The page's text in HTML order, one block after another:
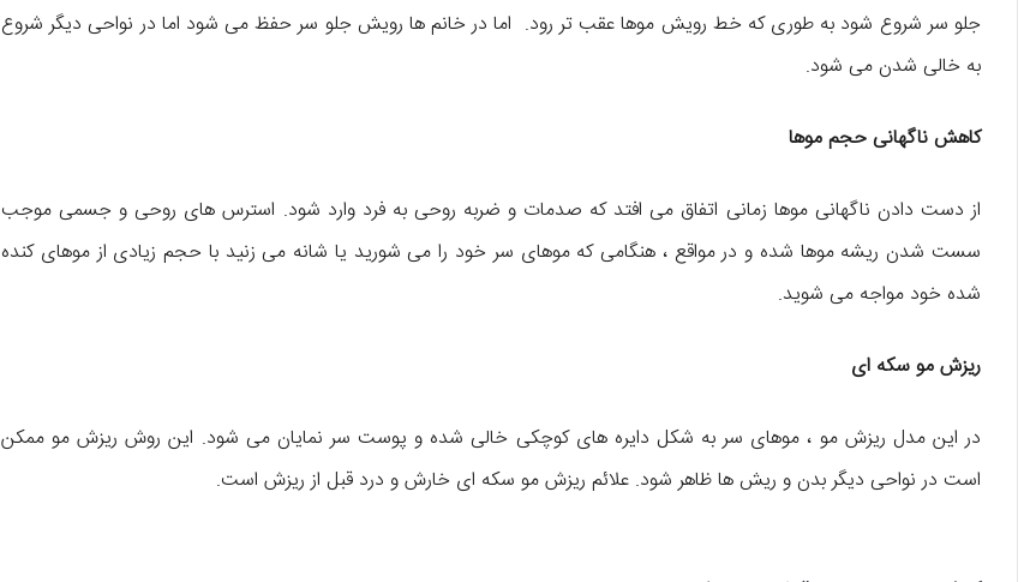
جلو سر شروع شود به طوری که خط رویش موها عقب تر رود. اما در خانم ها رویش جلو سر حفظ می شود اما در نواحی دیگر شروع
به خالی شدن می شود.
کاهش ناگهانی حجم موها
از دست دادن ناگهانی موها زمانی اتفاق می افتد که صدمات و ضربه روحی به فرد وارد شود. استرس های روحی و جسمی موجب
سست شدن ریشه موها شده و در مواقع ، هنگامی که موهای سر خود را می شورید یا شانه می زنید با حجم زیادی از موهای کنده
شده خود مواجه می شوید.
ریزش مو سکه ای
در این مدل ریزش مو ، موهای سر به شکل دایره های کوچکی خالی شده و پوست سر نمایان می شود. این روش ریزش مو ممکن
است در نواحی دیگر بدن و ریش ها ظاهر شود. علائم ریزش مو سکه ای خارش و درد قبل از ریزش است.